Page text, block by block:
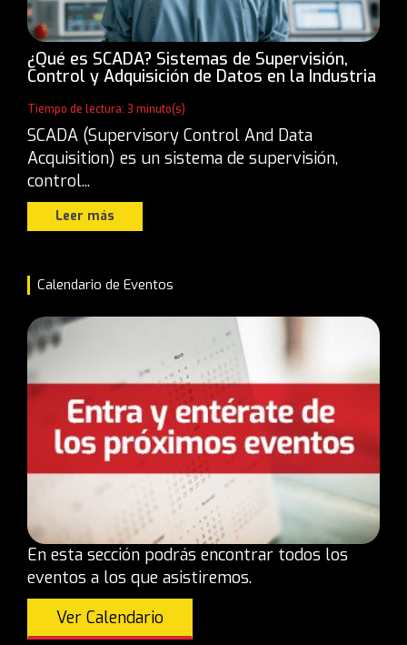
¿Qué es SCADA? Sistemas de Supervisión,
Control y Adquisición de Datos en la Industria
Tiempo de lectura: 3 minuto(s)
SCADA (Supervisory Control And Data
Acquisition) es un sistema de supervisión,
control...
Leer más
Calendario de Eventos
En esta sección podrás encontrar todos los
eventos a los que asistiremos.
Ver Calendario